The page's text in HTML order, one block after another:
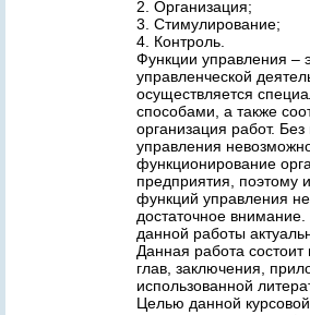
2. Организация;
3. Стимулирование;
4. Контроль.
Функции управления –
управленческой
осуществляется
способами, а также
организация работ.
управления
функционирование
предприятия, поэтому
функций управления
достаточное
данной работы
Данная работа состоит
глав, заключения,
использованной
Целью данной